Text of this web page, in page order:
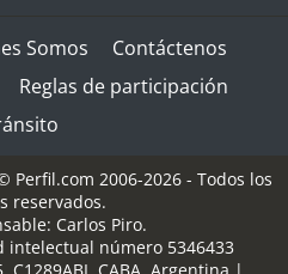
Somos
Contáctenos
Reglas de participación
Perfil.com 2006-2026 - Todos los
reservados.
Carlos Piro.
intelectual número 5346433